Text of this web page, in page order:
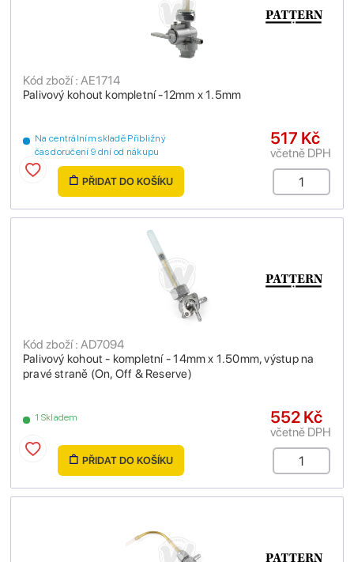
Palivový kohout kompletní -12mm x 1.5mm
Kód zboží : AE1714
Na centrálním skladě Přibližný
čas doručení 9 dní od nákupu
517 Kč
včetně DPH
PŘIDAT DO KOŠÍKU
Palivový kohout - kompletní - 14mm x 1.50mm, výstup na
pravé straně (On, Off & Reserve)
Kód zboží : AD7094
1 Skladem 552 Kč
včetně DPH
PŘIDAT DO KOŠÍKU